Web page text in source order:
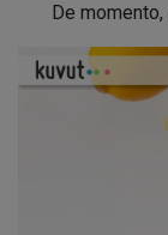
De